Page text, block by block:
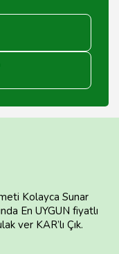
Kolayca Sunar
En UYGUN fiyatlı
ver KAR’lı Çık.